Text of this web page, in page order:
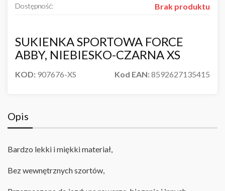
SUKIENKA SPORTOWA FORCE
ABBY, NIEBIESKO-CZARNA XS
KOD: 907676-XS Kod EAN:8592627135415
Dostępność: Brak produktu
Opis
Bardzo lekki i miękki materiał,
Bez wewnętrznych szortów,